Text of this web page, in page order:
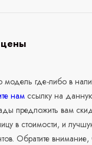
цены
где-либо в
нам ссылку на
предложить вам
в стоимости, и
Обратите внимание,